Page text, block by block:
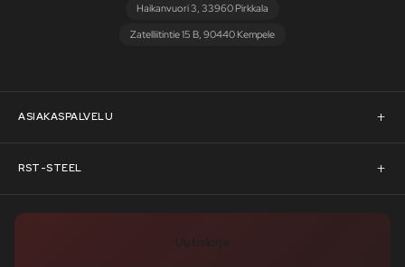
Haikanvuori 3, 33960 Pirkkala
Zatelliitintie 15 B, 90440 Kempele
ASIAKASPALVELU
Asiakaspalvelu
Pyydä tarjous
RST-STEEL
RST-Steelin tarina
Uutiskirje